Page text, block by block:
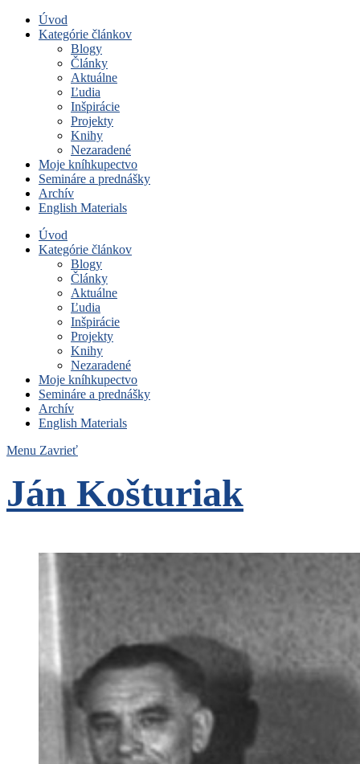
Úvod
Kategórie článkov
Blogy
Články
Aktuálne
Ľudia
Inšpirácie
Projekty
Knihy
Nezaradené
Moje kníhkupectvo
Semináre a prednášky
Archív
English Materials
Úvod
Kategórie článkov
Blogy
Články
Aktuálne
Ľudia
Inšpirácie
Projekty
Knihy
Nezaradené
Moje kníhkupectvo
Semináre a prednášky
Archív
English Materials
Menu Zavrieť
Ján Košturiak